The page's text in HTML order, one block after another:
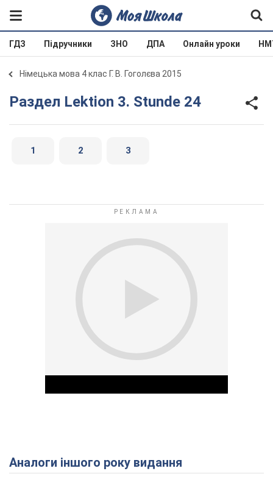
ГДЗ Підручники ЗНО ДПА Онлайн уроки
Німецька мова 4 клас Г. В. Гоголєва 2015
Раздел Lektion 3. Stunde 24
1 2 3
Play Video
Аналоги іншого року видання